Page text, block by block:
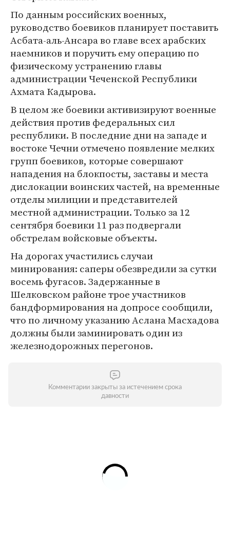
По данным российских военных,
руководство боевиков планирует поставить
Асбата-аль-Ансара во главе всех арабских
наемников и поручить ему операцию по
физическому устранению главы
администрации Чеченской Республики
Ахмата Кадырова.
В целом же боевики активизируют военные
действия против федеральных сил
республики. В последние дни на западе и
востоке Чечни отмечено появление мелких
групп боевиков, которые совершают
нападения на блокпосты, заставы и места
дислокации воинских частей, на временные
отделы милиции и представителей
местной администрации. Только за 12
сентября боевики 11 раз подвергали
обстрелам войсковые объекты.
На дорогах участились случаи
минирования: саперы обезвредили за сутки
восемь фугасов. Задержанные в
Шелковском районе трое участников
бандформирования на допросе сообщили,
что по личному указанию Аслана Масхадова
должны были заминировать один из
железнодорожных перегонов.
Комментарии закрыты за истечением срока
давности